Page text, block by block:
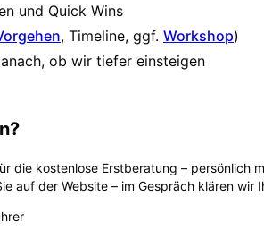
und Quick Wins
, Timeline, ggf. Workshop)
ob wir tiefer einsteigen
die kostenlose Erstberatung – persönlich
auf der Website – im Gespräch klären